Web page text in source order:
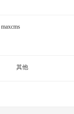
maxcms
其他